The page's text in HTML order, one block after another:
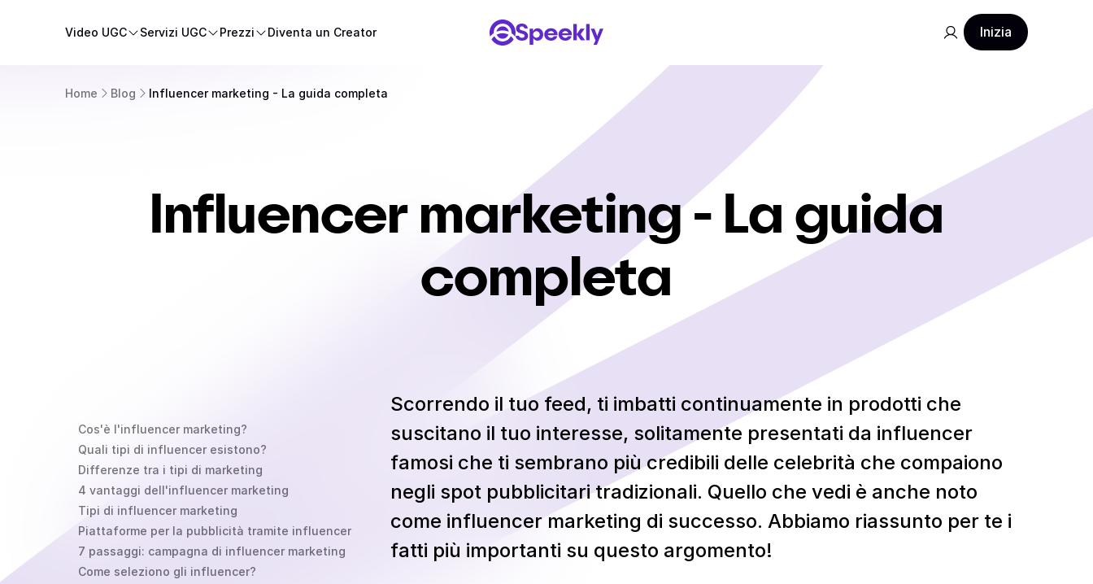
Video UGC Servizi UGC Prezzi Diventa un Creator Inizia
Home Blog Influencer marketing - La guida completa
Influencer marketing - La guida
completa
Cos'è l'influencer marketing?
Quali tipi di influencer esistono?
Differenze tra i tipi di marketing
4 vantaggi dell'influencer marketing
Tipi di influencer marketing
Piattaforme per la pubblicità tramite influencer
7 passaggi: campagna di influencer marketing
Come seleziono gli influencer?
Scorrendo il tuo feed, ti imbatti continuamente in prodotti che
suscitano il tuo interesse, solitamente presentati da influencer
famosi che ti sembrano più credibili delle celebrità che compaiono
negli spot pubblicitari tradizionali. Quello che vedi è anche noto
come influencer marketing di successo. Abbiamo riassunto per te i
fatti più importanti su questo argomento!